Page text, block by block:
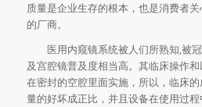
质量是企业生存的根本，也是消费者
的厂商。
医用内窥镜系统被人们所熟知,被冠
及宫腔镜普及度相当高。其临床操作
在密封的空腔里面实施，所以，临床
量的好坏成正比，并且设备在使用过